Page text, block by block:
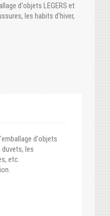
d'objets LEGERS et
les habits d'hiver,
d'objets
les
etc.